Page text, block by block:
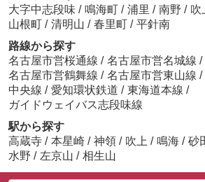
大字中志段味 / 鳴海町 / 浦里 / 南野 / 吹
山根町 / 清明山 / 春里町 / 平針南
路線から探す
名古屋市営桜通線 / 名古屋市営名城線 /
名古屋市営鶴舞線 / 名古屋市営東山線 /
中央線 / 愛知環状鉄道 / 東海道本線 /
ガイドウェイバス志段味線
駅から探す
高蔵寺 / 本星崎 / 神領 / 吹上 / 鳴海 / 砂
水野 / 左京山 / 相生山